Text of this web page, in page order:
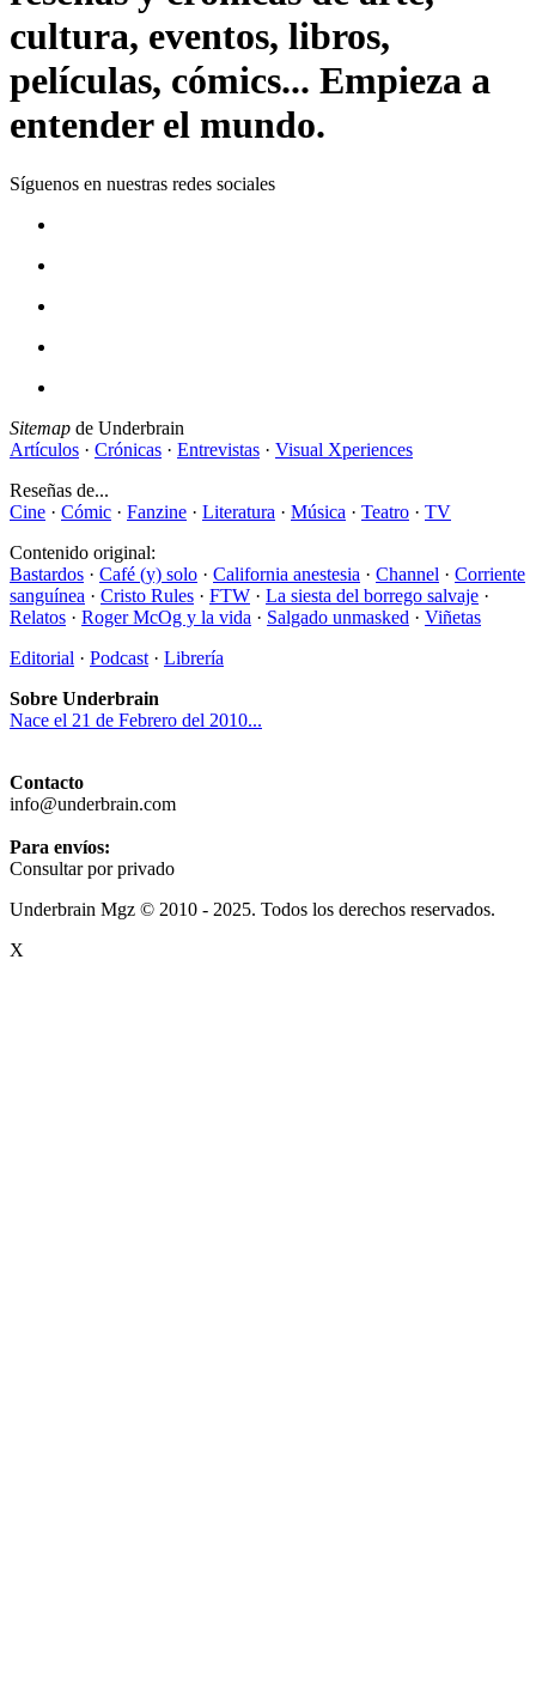
cultura, eventos, libros,
películas, cómics... Empieza a
entender el mundo.
Síguenos en nuestras redes sociales
Sitemap de Underbrain
Artículos · Crónicas · Entrevistas · Visual Xperiences
Reseñas de...
Cine · Cómic · Fanzine · Literatura · Música · Teatro · TV
Contenido original:
Bastardos · Café (y) solo · California anestesia · Channel · Corriente
sanguínea · Cristo Rules · FTW · La siesta del borrego salvaje ·
Relatos · Roger McOg y la vida · Salgado unmasked · Viñetas
Editorial · Podcast · Librería
Sobre Underbrain
Nace el 21 de Febrero del 2010...
Contacto
info@underbrain.com
Para envíos:
Consultar por privado
Underbrain Mgz © 2010 - 2025. Todos los derechos reservados.
X